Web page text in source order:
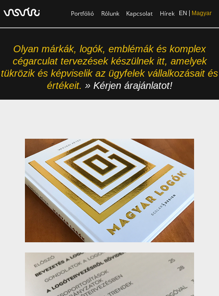
EN Magyar
Hírek
Kapcsolat
Rólunk
Portfólió
Olyan márkák, logók, emblémák és komplex
cégarculat tervezések készülnek itt, amelyek
tükrözik és képviselik az ügyfelek vállalkozásait és
értékeit. » Kérjen árajánlatot!